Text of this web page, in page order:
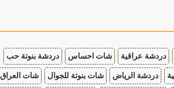
دردشة عراقية شات احساس دردشة بنوتة حب
دردشة الرياض شات بنوتة للجوال شات العراق